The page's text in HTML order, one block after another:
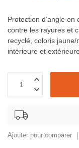
Protection d’angle
contre les rayures et
recyclé, coloris
intérieure et
Ajouter pour comparer